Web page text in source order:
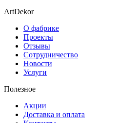
ArtDekor
О фабрике
Проекты
Отзывы
Сотрудничество
Новости
Услуги
Полезное
Акции
Доставка и оплата